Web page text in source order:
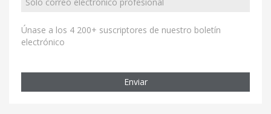
Únase a los 4 200+ suscriptores de nuestro boletín
electrónico
Enviar